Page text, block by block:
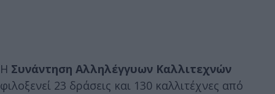
Η Συνάντηση Αλληλέγγυων Καλλιτεχνών
φιλοξενεί 23 δράσεις και 130 καλλιτέχνες από